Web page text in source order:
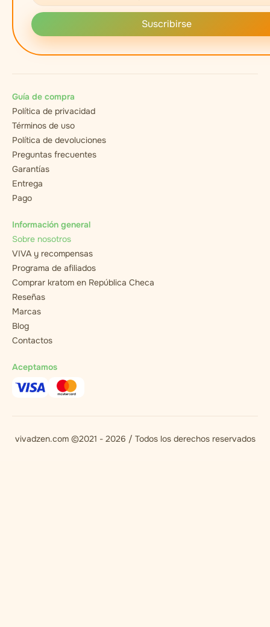
Suscribirse
Guía de compra
Política de privacidad
Términos de uso
Política de devoluciones
Preguntas frecuentes
Garantías
Entrega
Pago
Información general
Sobre nosotros
VIVA y recompensas
Programa de afiliados
Comprar kratom en República Checa
Reseñas
Marcas
Blog
Contactos
Aceptamos
vivadzen.com ©2021 - 2026 / Todos los derechos reservados